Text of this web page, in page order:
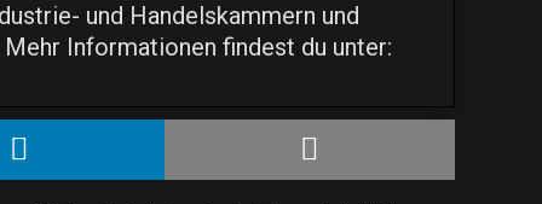
und Handelskammern und
Informationen findest du unter: